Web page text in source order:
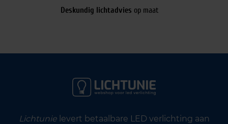
Deskundig lichtadvies op maat
Lichtunielevert betaalbare LED verlichting aan